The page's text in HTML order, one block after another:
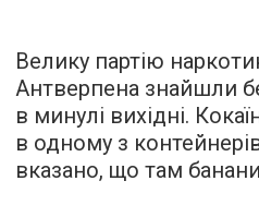
Велику партію
Антверпена знайшли
в минулі вихідні.
в одному з
вказано, що там